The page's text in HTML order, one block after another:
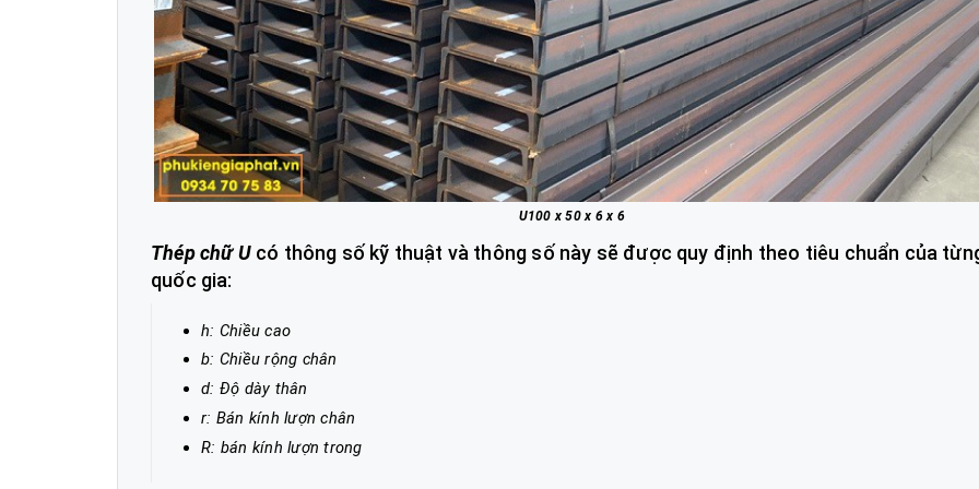
U100 x 50 x 6 x 6
Thép chữ Ucó thông số kỹ thuật và thông số này sẽ được quy định theo tiêu chuẩn của
quốc gia:
h: Chiều cao
b: Chiều rộng chân
d: Độ dày thân
r: Bán kính lượn chân
R: bán kính lượn trong